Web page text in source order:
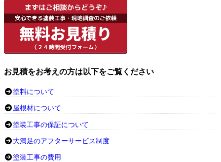
お見積をお考えの方は以下をご覧ください
塗料について
屋根材について
塗装工事の保証について
大満足のアフターサービス制度
塗装工事の費用